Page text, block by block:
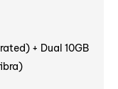
+ Dual 10GB